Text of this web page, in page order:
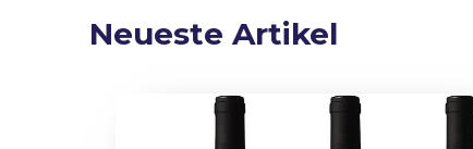
Neueste Artikel